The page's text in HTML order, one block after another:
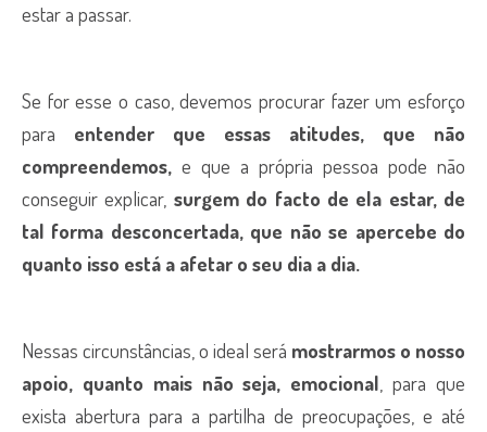
estar a passar.
Se for esse o caso, devemos procurar fazer um esforço
para entender que essas atitudes, que não
compreendemos, e que a própria pessoa pode não
conseguir explicar, surgem do facto de ela estar, de
tal forma desconcertada, que não se apercebe do
quanto isso está a afetar o seu dia a dia.
Nessas circunstâncias, o ideal será mostrarmos o nosso
apoio, quanto mais não seja, emocional , para que
exista abertura para a partilha de preocupações, e até